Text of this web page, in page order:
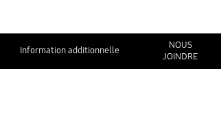
Information additionnelle
NOUS
JOINDRE